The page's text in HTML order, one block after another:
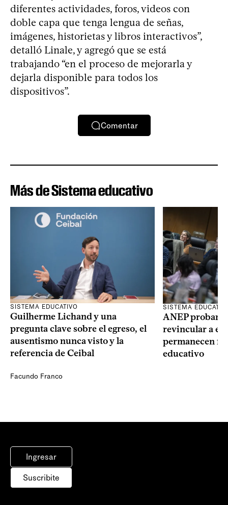
diferentes actividades, foros, videos con
doble capa que tenga lengua de señas,
imágenes, historietas y libros interactivos”,
detalló Linale, y agregó que se está
trabajando “en el proceso de mejorarla y
dejarla disponible para todos los
dispositivos”.
Comentar
Más de Sistema educativo
SISTEMA EDUCATIVO
Guilherme Lichand y una
pregunta clave sobre el egreso, el
ausentismo nunca visto y la
referencia de Ceibal
Facundo Franco
SISTEMA
ANEP probará
revincular a
permanecen
educativo
Ingresar
Suscribite